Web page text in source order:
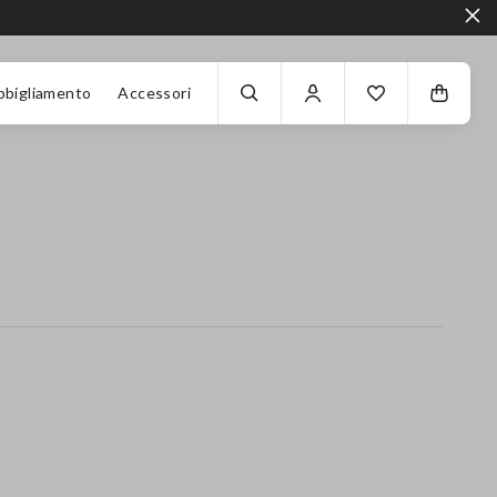
Accessori